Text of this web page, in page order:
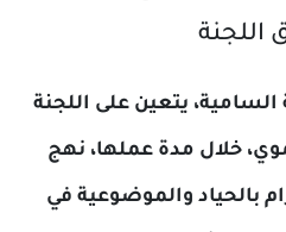
يتعين على اللجنة
مدة عملها، نهج
والموضوعية في